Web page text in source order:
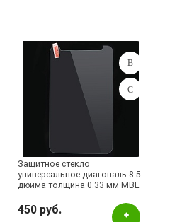
Защитное стекло
универсальное диагональ 8.5
дюйма толщина 0.33 мм MBL.
450 руб.